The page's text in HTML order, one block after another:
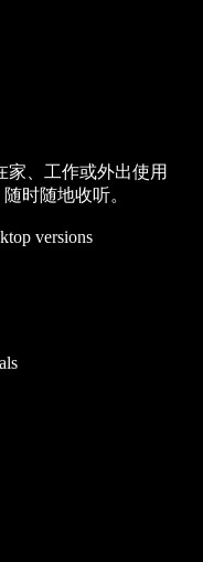
家、工作或外出使用
时随地收听。
versions